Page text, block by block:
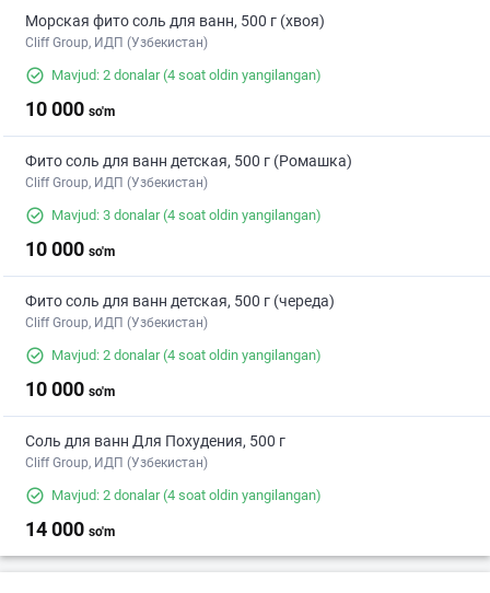
Морская фито соль для ванн, 500 г (хвоя)
Cliff Group, ИДП (Узбекистан)
Mavjud: 2 donalar(4 soat oldin yangilangan)
10 000 so'm
Фито соль для ванн детская, 500 г (Ромашка)
Cliff Group, ИДП (Узбекистан)
Mavjud: 3 donalar(4 soat oldin yangilangan)
10 000 so'm
Фито соль для ванн детская, 500 г (череда)
Cliff Group, ИДП (Узбекистан)
Mavjud: 2 donalar(4 soat oldin yangilangan)
10 000 so'm
Соль для ванн Для Похудения, 500 г
Cliff Group, ИДП (Узбекистан)
Mavjud: 2 donalar(4 soat oldin yangilangan)
14 000 so'm